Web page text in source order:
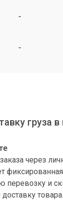
-
-
груза в
через
перевозку и